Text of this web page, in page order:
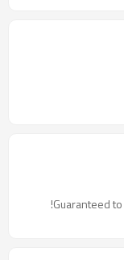
Guaranteed